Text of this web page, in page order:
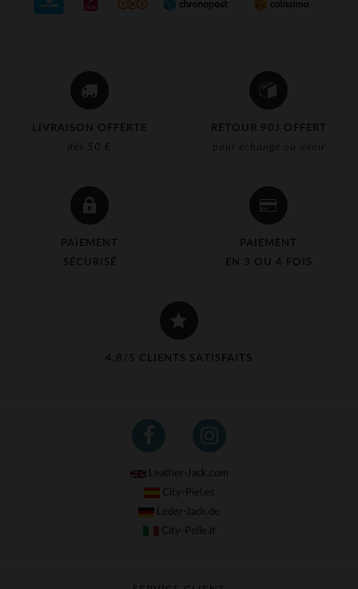
LIVRAISON OFFERTE
dès 50 €
RETOUR 90J OFFERT
pour échange ou avoir
PAIEMENT
SÉCURISÉ
PAIEMENT
EN 3 OU 4 FOIS
4,8/5 CLIENTS SATISFAITS
Leather-Jack.com
City-Piel.es
Leder-Jack.de
City-Pelle.it